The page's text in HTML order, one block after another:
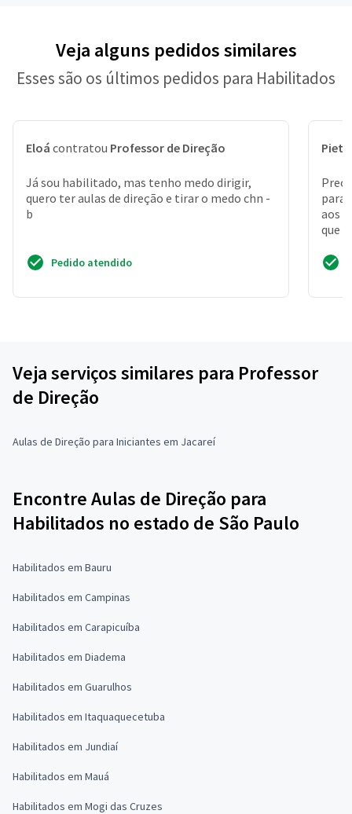
Veja alguns pedidos similares
Esses são os últimos pedidos para Habilitados
Eloá contratou Professor de Direção
Já sou habilitado, mas tenho medo dirigir,
quero ter aulas de direção e tirar o medo chn -
b
Pedido atendido
para
aos
que
Veja serviços similares para Professor
de Direção
Aulas de Direção para Iniciantes em Jacareí
Encontre Aulas de Direção para
Habilitados no estado de São Paulo
Habilitados em Bauru
Habilitados em Campinas
Habilitados em Carapicuíba
Habilitados em Diadema
Habilitados em Guarulhos
Habilitados em Itaquaquecetuba
Habilitados em Jundiaí
Habilitados em Mauá
Habilitados em Mogi das Cruzes